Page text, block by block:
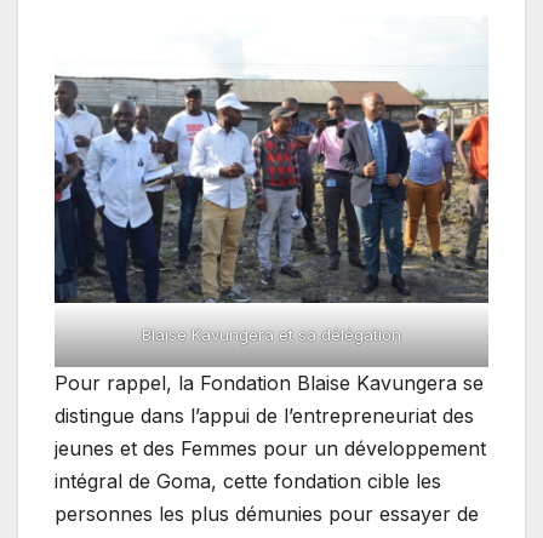
Blaise Kavungera et sa délégation
Pour rappel, la Fondation Blaise Kavungera se
distingue dans l’appui de l’entrepreneuriat des
jeunes et des Femmes pour un développement
intégral de Goma, cette fondation cible les
personnes les plus démunies pour essayer de